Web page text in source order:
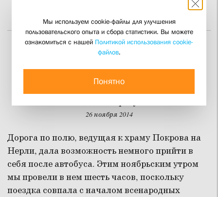
Экскурсия во Владимир
богословского факультета
26 ноября 2014
Дорога по полю, ведущая к храму Покрова на
Нерли, дала возможность немного прийти в
себя после автобуса. Этим ноябрьским утром
мы провели в нем шесть часов, поскольку
поездка совпала с началом всенародных
Мы используем cookie-файлы для улучшения
пользовательского опыта и сбора статистики. Вы можете
ознакомиться с нашей Политикой использования cookie-
файлов.
Понятно